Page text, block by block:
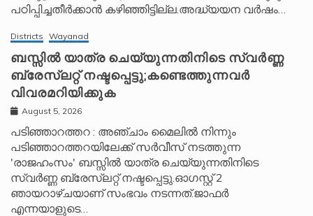
പഠിപ്പിച്ചതീർക്കാൻ കഴിഞ്ഞിട്ടില്ല.അദ്ധ്യയന വർഷം…
Districts Wayanad
ബസ്സിൽ യാത്ര ചെയ്യുന്നതിനിടെ സ്വർണ്ണ
ബ്രേസ്‌ലറ്റ് നഷ്ടപ്പെട്ടു;കണ്ടെത്തുന്നവർ
വിവരമറിയിക്കുക
August 5, 2026
പടിഞ്ഞാറത്തറ : അഞ്ചാം മൈലിൽ നിന്നും
പടിഞ്ഞാറത്തറയിലേക്ക് സർവീസ് നടത്തുന്ന
'രാജഹംസം' ബസ്സിൽ യാത്ര ചെയ്യുന്നതിനിടെ
സ്വർണ്ണ ബ്രേസ്‌ലറ്റ് നഷ്ടപ്പെട്ടു.ഓഗസ്റ്റ് 2
ഞായറാഴ്ചയാണ് സംഭവം നടന്നത്.ജാഫർ
എന്നയാളുടെ…